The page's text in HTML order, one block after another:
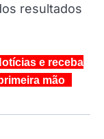
resultados
e receba
mão